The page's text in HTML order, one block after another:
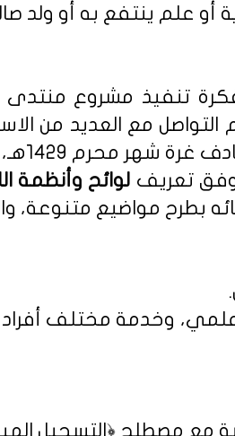
أو علم ينتفع به أو ولد
تنفيذ مشروع منتدى
التواصل مع العديد من
الموافق التاسع من يناير 2008م.
وفق تعريف
بطرح مواضيع متنوعة،
علمي، وخدمة مختلف